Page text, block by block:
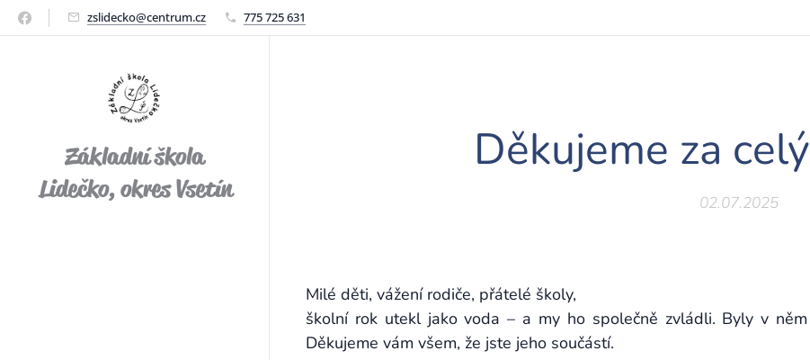
zslidecko@centrum.cz 775 725 631
Základní škola
Lidečko, okres Vsetín
Děkujeme za
02.07.2025
Milé děti, vážení rodiče, přátelé školy,
školní rok utekl jako voda – a my ho společně zvládli. Byly v
Děkujeme vám všem, že jste jeho součástí.